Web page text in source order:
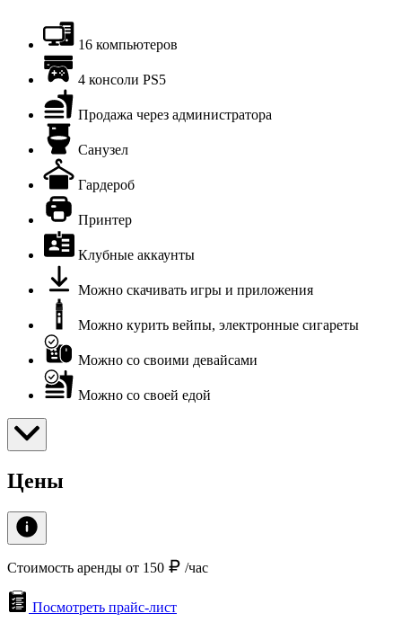
16 компьютеров
4 консоли PS5
Продажа через администратора
Санузел
Гардероб
Принтер
Клубные аккаунты
Можно скачивать игры и приложения
Можно курить вейпы, электронные сигареты
Можно со своими девайсами
Можно со своей едой
Цены
Стоимость аренды от 150 /час
Посмотреть прайс-лист